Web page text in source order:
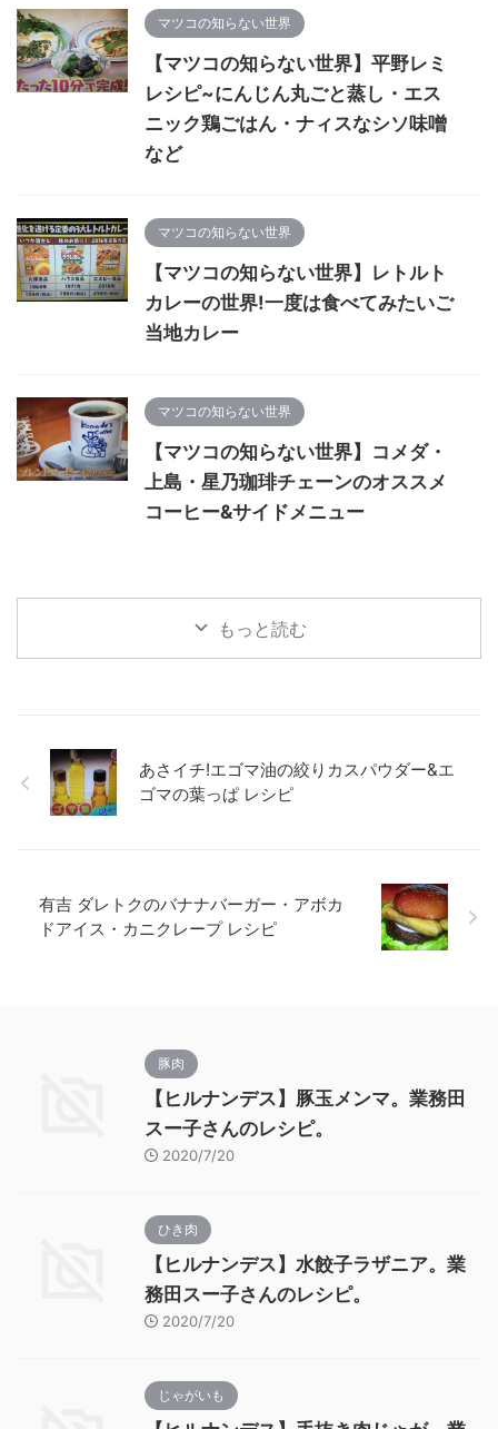
マツコの知らない世界
【マツコの知らない世界】平野レミ
レシピ~にんじん丸ごと蒸し・エス
ニック鶏ごはん・ナィスなシソ味噌
など
マツコの知らない世界
【マツコの知らない世界】レトルト
カレーの世界!一度は食べてみたいご
当地カレー
マツコの知らない世界
【マツコの知らない世界】コメダ・
上島・星乃珈琲チェーンのオススメ
コーヒー&サイドメニュー
もっと読む
あさイチ!エゴマ油の絞りカスパウダー&エ
ゴマの葉っぱ レシピ
有吉 ダレトクのバナナバーガー・アボカ
ドアイス・カニクレープ レシピ
豚肉
【ヒルナンデス】豚玉メンマ。業務田
スー子さんのレシピ。
2020/7/20
ひき肉
【ヒルナンデス】水餃子ラザニア。業
務田スー子さんのレシピ。
2020/7/20
じゃがいも